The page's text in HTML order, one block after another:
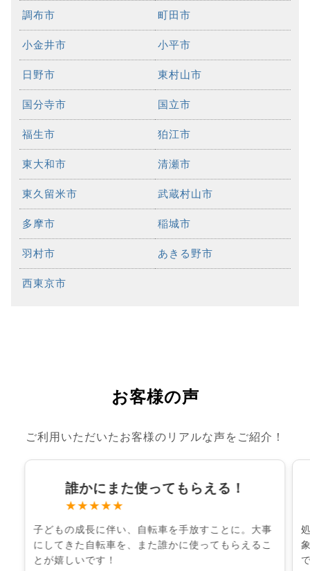
調布市 町田市
小金井市 小平市
日野市 東村山市
国分寺市 国立市
福生市 狛江市
東大和市 清瀬市
東久留米市 武蔵村山市
多摩市 稲城市
羽村市 あきる野市
西東京市
お客様の声
ご利用いただいたお客様のリアルな声をご紹介！
誰かにまた使ってもらえる！
★★★★★
子どもの成長に伴い、自転車を手放すことに。大事
にしてきた自転車を、また誰かに使ってもらえるこ
とが嬉しいです！